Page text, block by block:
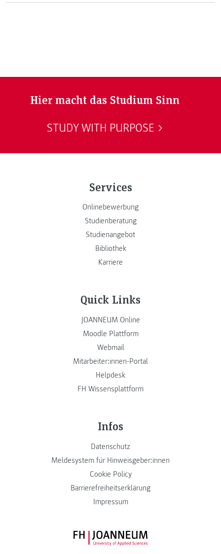
Hier macht das Studium Sinn
STUDY WITH PURPOSE
Services
Onlinebewerbung
Studienberatung
Studienangebot
Bibliothek
Karriere
Quick Links
JOANNEUM Online
Moodle Plattform
Webmail
Mitarbeiter:innen-Portal
Helpdesk
FH Wissensplattform
Infos
Datenschutz
Meldesystem für Hinweisgeber:innen
Cookie Policy
Barrierefreiheitserklärung
Impressum
FH JOANNEUM Logo